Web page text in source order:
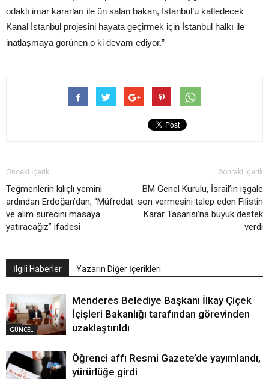
odaklı imar kararları ile ün salan bakan, İstanbul’u katledecek
Kanal İstanbul projesini hayata geçirmek için İstanbul halkı ile
inatlaşmaya görünen o ki devam ediyor.”
Önceki İçerik
Teğmenlerin kılıçlı yemini
ardından Erdoğan’dan, “Müfredat
ve alım sürecini masaya
yatıracağız” ifadesi
Sonraki İçerik
BM Genel Kurulu, İsrail’in işgale
son vermesini talep eden Filistin
Karar Tasarısı’na büyük destek
verdi
İlgili Haberler Yazarın Diğer İçerikleri
GÜNCEL
Menderes Belediye Başkanı İlkay Çiçek
İçişleri Bakanlığı tarafından görevinden
uzaklaştırıldı
Öğrenci affı Resmi Gazete’de yayımlandı,
yürürlüğe girdi